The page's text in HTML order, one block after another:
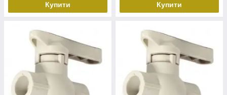
Купити Купити